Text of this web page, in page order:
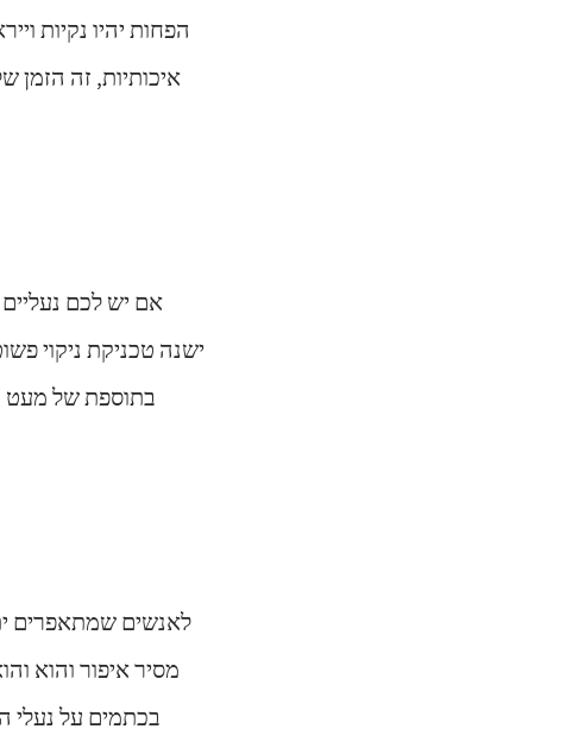
הפחות יהיו נקיות
איכותיות, זה הזמן
אם יש לכם
ישנה טכניקת ניקוי
בתוספת של מעט
לאנשים שמתאפרים
מסיר איפור והוא
בכתמים על נעלי